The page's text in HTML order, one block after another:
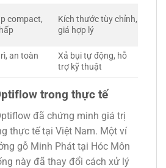
compact,
Kích thước tùy chỉnh,
giá hợp lý
an toàn
Xả bụi tự động, hỗ
trợ kỹ thuật
trong thực tế
đã chứng minh giá trị
thực tế tại Việt Nam. Một ví
gỗ Minh Phát tại Hóc Môn
này đã thay đổi cách xử lý